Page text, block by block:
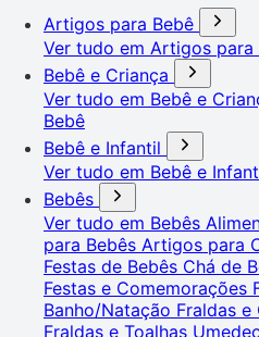
Artigos para Bebê
Ver tudo em Artigos para
Bebê e Criança
Ver tudo em Bebê e
Bebê
Bebê e Infantil
Ver tudo em Bebê e
Bebês
Ver tudo em Bebês
para Bebês Artigos para
Festas de Bebês Chá de
Festas e Comemorações
Banho/Natação Fraldas e
Fraldas e Toalhas